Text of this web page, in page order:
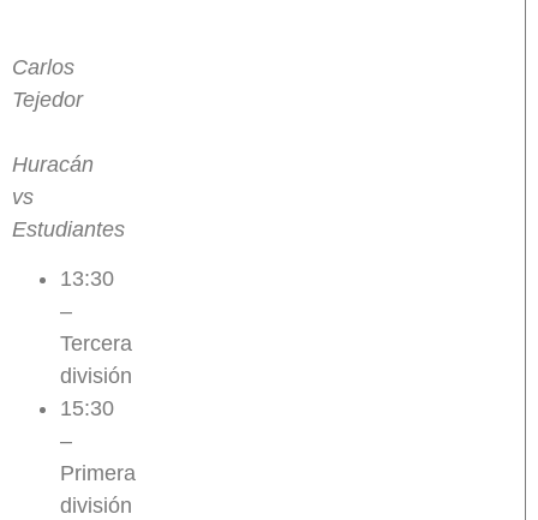
Carlos
Tejedor
Huracán
vs
Estudiantes
13:30
–
Tercera
división
15:30
–
Primera
división